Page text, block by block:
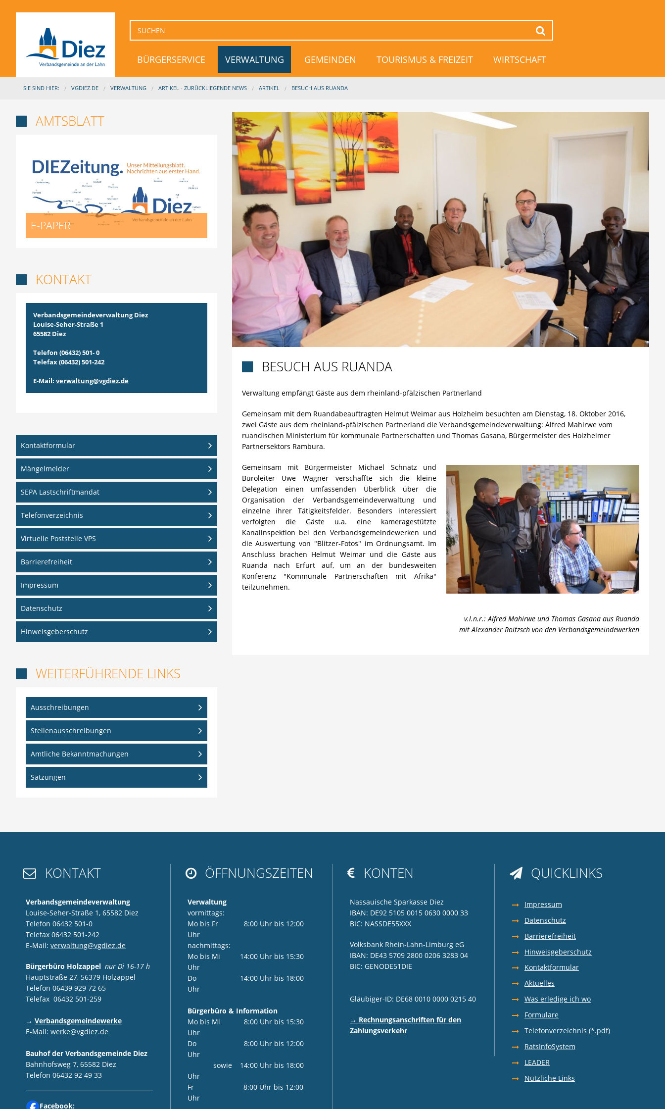
BÜRGERSERVICE VERWALTUNG GEMEINDEN TOURISMUS & FREIZEIT WIRTSCHAFT
SIE SIND HIER: VGDIEZ.DE VERWALTUNG ARTIKEL - ZURÜCKLIEGENDE NEWS ARTIKEL BESUCH AUS RUANDA
BESUCH AUS RUANDA
Verwaltung empfängt Gäste aus dem rheinland-pfälzischen Partnerland
Gemeinsam mit dem Ruandabeauftragten Helmut Weimar aus Holzheim besuchten am Dienstag, 18. Oktober 2016,
zwei Gäste aus dem rheinland-pfälzischen Partnerland die Verbandsgemeindeverwaltung: Alfred Mahirwe vom
ruandischen Ministerium für kommunale Partnerschaften und Thomas Gasana, Bürgermeister des Holzheimer
Partnersektors Rambura.
Gemeinsam mit Bürgermeister Michael Schnatz und
Büroleiter Uwe Wagner verschaffte sich die kleine
Delegation einen umfassenden Überblick über die
Organisation der Verbandsgemeindeverwaltung und
einzelne ihrer Tätigkeitsfelder. Besonders interessiert
verfolgten die Gäste u.a. eine kameragestützte
Kanalinspektion bei den Verbandsgemeindewerken und
die Auswertung von "Blitzer-Fotos" im Ordnungsamt. Im
Anschluss brachen Helmut Weimar und die Gäste aus
Ruanda nach Erfurt auf, um an der bundesweiten
Konferenz "Kommunale Partnerschaften mit Afrika"
teilzunehmen.
v.l.n.r.: Alfred Mahirwe und Thomas Gasana aus Ruanda
mit Alexander Roitzsch von den Verbandsgemeindewerken
AMTSBLATT
E-PAPER
KONTAKT
Verbandsgemeindeverwaltung Diez
Louise-Seher-Straße 1
65582 Diez
Telefon (06432) 501- 0
Telefax (06432) 501-242
E-Mail: verwaltung@vgdiez.de
Kontaktformular
Mängelmelder
SEPA Lastschriftmandat
Telefonverzeichnis
Virtuelle Poststelle VPS
Barrierefreiheit
Impressum
Datenschutz
Hinweisgeberschutz
WEITERFÜHRENDE LINKS
Ausschreibungen
Stellenausschreibungen
Amtliche Bekanntmachungen
Satzungen
 KONTAKT
Verbandsgemeindeverwaltung
Louise-Seher-Straße 1, 65582 Diez
Telefon 06432 501-0
Telefax 06432 501-242
E-Mail: verwaltung@vgdiez.de
Bürgerbüro Holzappel nur Di 16-17 h
Hauptstraße 27, 56379 Holzappel
Telefon 06439 929 72 65
Telefax 06432 501-259
→ Verbandsgemeindewerke
E-Mail: werke@vgdiez.de
Bauhof der Verbandsgemeinde Diez
Bahnhofsweg 7, 65582 Diez
Telefon 06432 92 49 33
Facebook:
 ÖFFNUNGSZEITEN
Verwaltung
vormittags:
Mo bis Fr 8:00 Uhr bis 12:00
Uhr
nachmittags:
Mo bis Mi 14:00 Uhr bis 15:30
Uhr
Do 14:00 Uhr bis 18:00
Uhr
Bürgerbüro & Information
Mo bis Mi 8:00 Uhr bis 15:30
Uhr
Do 8:00 Uhr bis 12:00
Uhr
sowie 14:00 Uhr bis 18:00
Uhr
Fr 8:00 Uhr bis 12:00
Uhr
 KONTEN
Nassauische Sparkasse Diez
IBAN: DE92 5105 0015 0630 0000 33
BIC: NASSDE55XXX
Volksbank Rhein-Lahn-Limburg eG
IBAN: DE43 5709 2800 0206 3283 04
BIC: GENODE51DIE
Gläubiger-ID: DE68 0010 0000 0215 40
→ Rechnungsanschriften für den
Zahlungsverkehr
 QUICKLINKS
Impressum
Datenschutz
Barrierefreiheit
Hinweisgeberschutz
Kontaktformular
Aktuelles
Was erledige ich wo
Formulare
Telefonverzeichnis (*.pdf)
RatsInfoSystem
LEADER
Nützliche Links